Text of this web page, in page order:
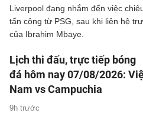
Liverpool đang nhắm đến việc
tấn công từ PSG, sau khi liên hệ
của Ibrahim Mbaye.
Lịch thi đấu, trực tiếp bóng
đá hôm nay 07/08/2026:
Nam vs Campuchia
9h trước